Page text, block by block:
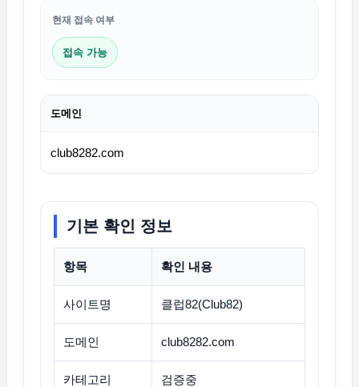
현재 접속 여부
접속 가능
도메인
club8282.com
기본 확인 정보
항목 확인 내용
사이트명 클럽82(Club82)
도메인 club8282.com
카테고리 검증중